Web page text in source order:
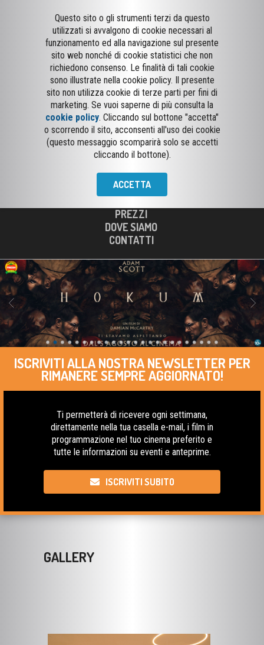
Questo sito o gli strumenti terzi da questo
utilizzati si avvalgono di cookie necessari al
funzionamento ed alla navigazione sul presente
sito web nonché di cookie statistici che non
richiedono consenso. Le finalità di tali cookie
sono illustrate nella cookie policy. Il presente
sito non utilizza cookie di terze parti per fini di
marketing. Se vuoi saperne di più consulta la
cookie policy. Cliccando sul bottone "accetta"
o scorrendo il sito, acconsenti all'uso dei cookie
(questo messaggio scomparirà solo se accetti
cliccando il bottone).
ACCETTA
CURNO
PROGRAMMAZIONE
PREZZI
DOVE SIAMO
CONTATTI
ISCRIVITI ALLA NOSTRA NEWSLETTER PER
RIMANERE SEMPRE AGGIORNATO!
Ti permetterà di ricevere ogni settimana,
direttamente nella tua casella e-mail, i film in
programmazione nel tuo cinema preferito e
tutte le informazioni su eventi e anteprime.
ISCRIVITI SUBITO
GALLERY